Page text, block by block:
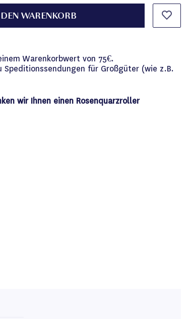
WARENKORB
Warenkorbwert von 75€.
für Großgüter (wie z.B.
wir Ihnen einen Rosenquarzroller